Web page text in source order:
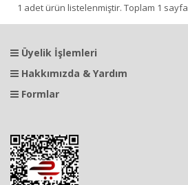
1 adet ürün listelenmiştir. Toplam 1 sayfa
Üyelik İşlemleri
Hakkımızda & Yardım
Formlar